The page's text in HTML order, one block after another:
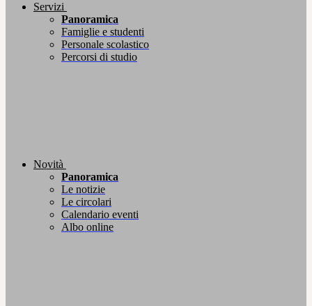
Servizi
Panoramica
Famiglie e studenti
Personale scolastico
Percorsi di studio
Novità
Panoramica
Le notizie
Le circolari
Calendario eventi
Albo online